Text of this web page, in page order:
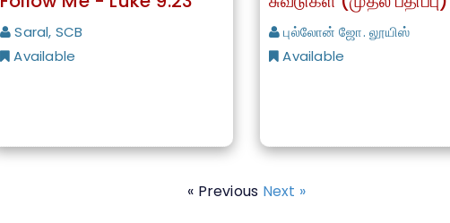
Saral, SCB
Available
புல்லோன் ஜோ. லூயிஸ்
Available
« Previous Next »